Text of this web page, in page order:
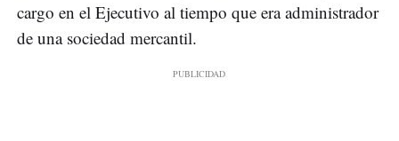
cargo en el Ejecutivo al tiempo que era administrador
de una sociedad mercantil.